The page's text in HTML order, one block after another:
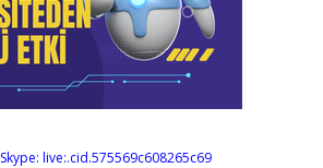
Skype: live:.cid.575569c608265c69